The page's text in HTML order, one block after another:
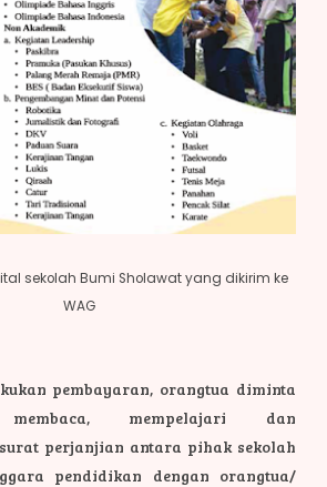
sekolah Bumi Sholawat yang dikirim ke
WAG
pembayaran, orangtua diminta
membaca, mempelajari dan
perjanjian antara pihak sekolah
pendidikan dengan orangtua/